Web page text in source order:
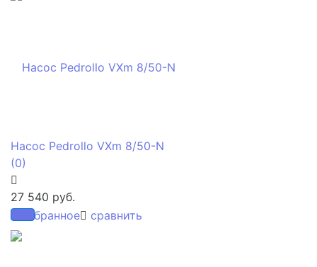
избранное сравнить
Насос Pedrollo VXm 8/50-N
(0)
27 540 руб.